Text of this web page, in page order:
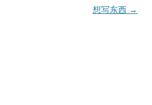
想写东西 →